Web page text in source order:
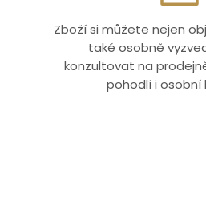
Zboží si můžete nejen
také osobně
konzultovat na
pohodlí i osobní